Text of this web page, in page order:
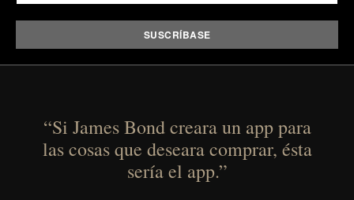
“Si James Bond creara un app para
las cosas que deseara comprar, ésta
sería el app.”